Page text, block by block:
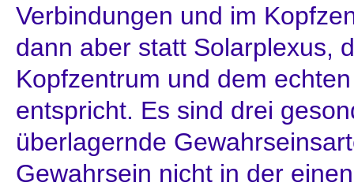
Verbindungen und im
dann aber statt Solarplexus,
Kopfzentrum und dem
entspricht. Es sind drei
überlagernde
Gewahrsein nicht in der